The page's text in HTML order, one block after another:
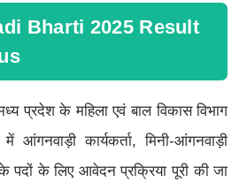
Bharti 2025 Result
प्रदेश के महिला एवं बाल विकास विभाग
आंगनवाड़ी कार्यकर्ता, मिनी-आंगनवाड़ी
के पदों के लिए आवेदन प्रक्रिया पूरी की जा